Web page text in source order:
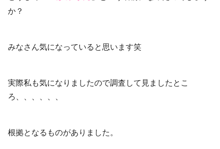
か？
みなさん気になっていると思います笑
実際私も気になりましたので調査して見ましたとこ
ろ、、、、、、
根拠となるものがありました。